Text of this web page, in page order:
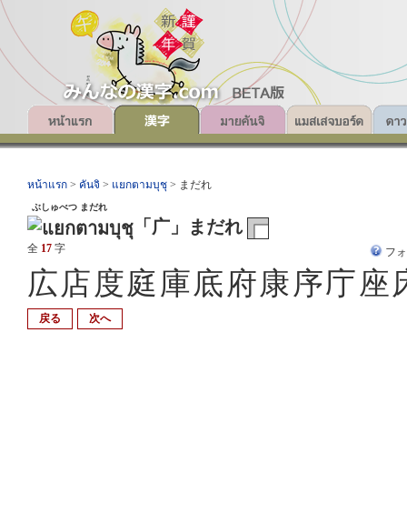
หน้าแรก > คันจิ > แยกตามบุชุ > まだれ
ぶしゅべつ まだれ
「广」まだれ
全 17 字 フ
広店度庭庫底府康序庁座
戻る 次へ